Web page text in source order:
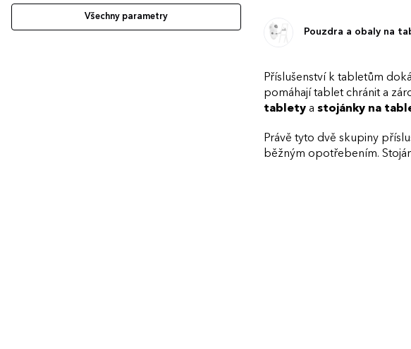
Všechny parametry
Pouzdra a obaly na
Příslušenství k tabletům
pomáhají tablet chránit a
tabletya stojánky na
Právě tyto dvě skupiny
běžným opotřebením.